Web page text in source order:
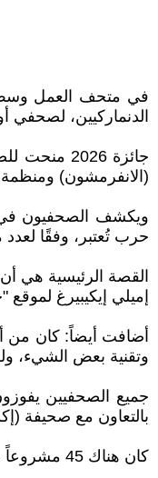
الدنماركيين،
جائزة
(الانفرمشون) ومنظمة (دان توش)،
حرب تُعتبر، وفقًا لعدد
القصة الرئيسية هي
إميلي إيكيبيرغ
أضافت أيضاً: كان من
وتقنية بعض الشيء،
بالتعاون مع صحيفة
كان هناك 45 مشروعاً صحفيًا للمراجعة من قبل لجنة كافلينغ، التي اطلعت على جميع المواد واستمعت إليها وراجعتها، ورشحت لجنة الجائزة أربعة مشاريع أخرى لجائزة هذا العام.